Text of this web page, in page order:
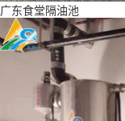
广东食堂隔油池